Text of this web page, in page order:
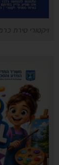
ויקטורי טירת